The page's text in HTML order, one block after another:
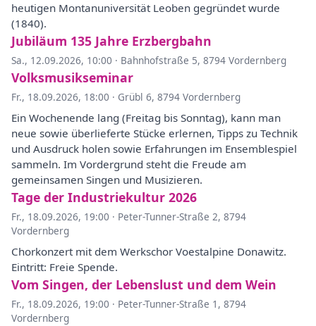
heutigen Montanuniversität Leoben gegründet wurde
(1840).
Jubiläum 135 Jahre Erzbergbahn
Sa., 12.09.2026, 10:00 · Bahnhofstraße 5, 8794 Vordernberg
Volksmusikseminar
Fr., 18.09.2026, 18:00 · Grübl 6, 8794 Vordernberg
Ein Wochenende lang (Freitag bis Sonntag), kann man
neue sowie überlieferte Stücke erlernen, Tipps zu Technik
und Ausdruck holen sowie Erfahrungen im Ensemblespiel
sammeln. Im Vordergrund steht die Freude am
gemeinsamen Singen und Musizieren.
Tage der Industriekultur 2026
Fr., 18.09.2026, 19:00 · Peter-Tunner-Straße 2, 8794
Vordernberg
Chorkonzert mit dem Werkschor Voestalpine Donawitz.
Eintritt: Freie Spende.
Vom Singen, der Lebenslust und dem Wein
Fr., 18.09.2026, 19:00 · Peter-Tunner-Straße 1, 8794
Vordernberg